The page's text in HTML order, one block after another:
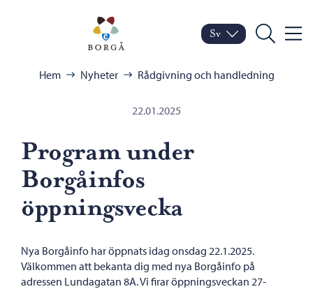
Porvoo – Gå till
Byt språk
Nuvarande språk:
Sv
Sök Meny
Bläddra:
Hem Nyheter Rådgivning och handledning
22.01.2025
Program under
Borgåinfos
öppningsvecka
Nya Borgåinfo har öppnats idag onsdag 22.1.2025.
Välkommen att bekanta dig med nya Borgåinfo på
adressen Lundagatan 8A. Vi firar öppningsveckan 27-